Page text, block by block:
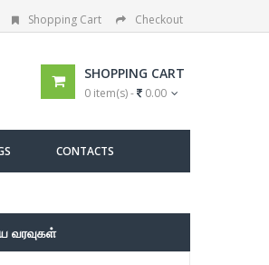
Shopping Cart Checkout
SHOPPING CART
0 item(s) - 0.00
CONTACTS
வரவுகள்